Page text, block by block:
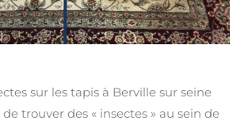
sur les tapis à Berville sur seine
trouver des « insectes » au sein de